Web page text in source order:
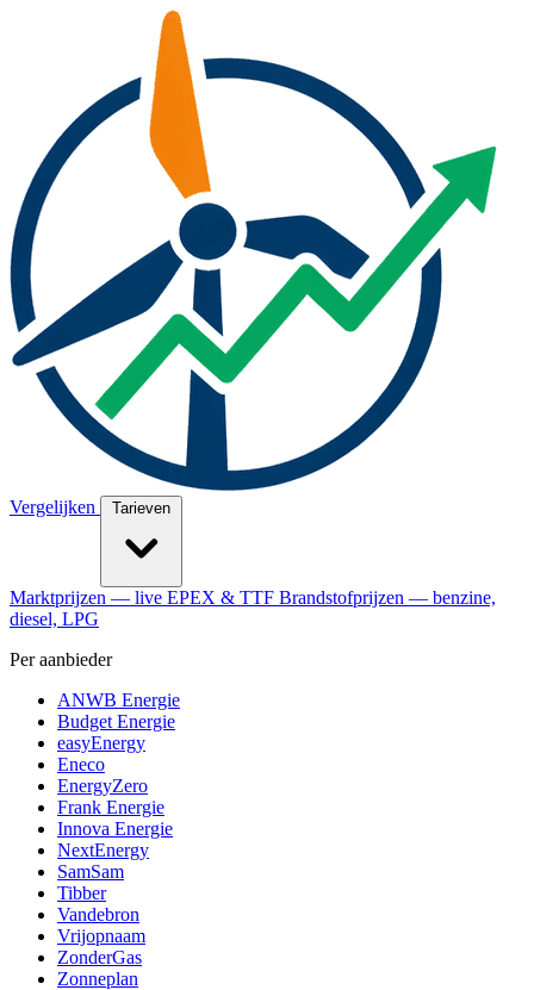
Vergelijken Tarieven
Marktprijzen — live EPEX & TTF Brandstofprijzen — benzine,
diesel, LPG
Per aanbieder
ANWB Energie
Budget Energie
easyEnergy
Eneco
EnergyZero
Frank Energie
Innova Energie
NextEnergy
SamSam
Tibber
Vandebron
Vrijopnaam
ZonderGas
Zonneplan